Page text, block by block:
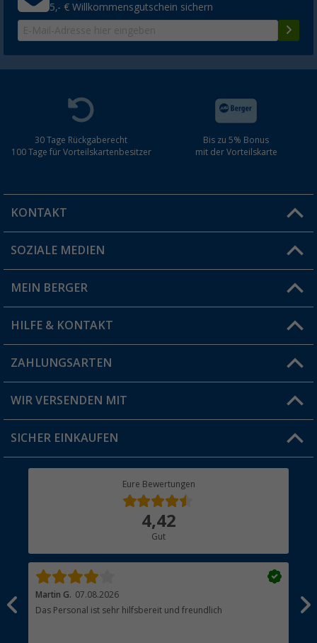
5,- € Willkommensgutschein sichern
30 Tage Rückgaberecht
100 Tage für Vorteilskartenbesitzer
Bis zu 5% Bonus
mit der Vorteilskarte
KONTAKT
Du hast eine Frage?
Filiale finden
SOZIALE MEDIEN
MEIN BERGER
Vorteilskarte
Blog
Jobs & Karriere
HILFE & KONTAKT
FAQ & Kontakt
Versandinformationen
Rücksendung
ZAHLUNGSARTEN
WIR VERSENDEN MIT
SICHER EINKAUFEN
Eure Bewertungen
4,42
Gut
Martin G. 07.08.2026
Das Personal ist sehr hilfsbereit und freundlich